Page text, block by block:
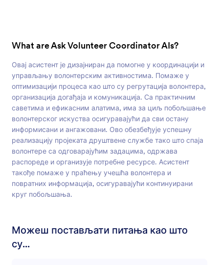
What are Ask Volunteer Coordinator AIs?
Овај асистент је дизајниран да помогне у координацији и
управљању волонтерским активностима. Помаже у
оптимизацији процеса као што су регрутација волонтера,
организација догађаја и комуникација. Са практичним
саветима и ефикасним алатима, има за циљ побољшање
волонтерског искуства осигуравајући да сви остану
информисани и ангажовани. Ово обезбеђује успешну
реализацију пројеката друштвене службе тако што спаја
волонтере са одговарајућим задацима, одржава
распореде и организује потребне ресурсе. Асистент
такође помаже у праћењу учешћа волонтера и
повратних информација, осигуравајући континуирани
круг побољшања.
Можеш постављати питања као што
су...